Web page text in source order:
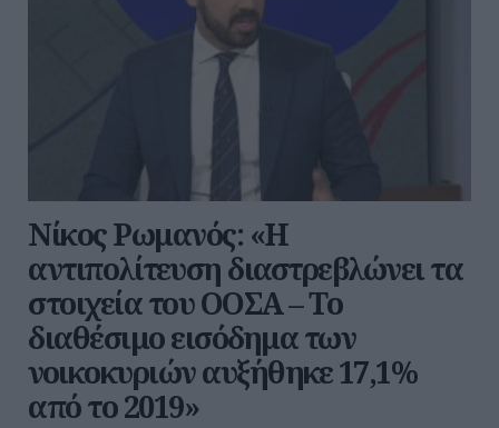
Νίκος Ρωμανός: «Η
αντιπολίτευση διαστρεβλώνει τα
στοιχεία του ΟΟΣΑ – Το
διαθέσιμο εισόδημα των
νοικοκυριών αυξήθηκε 17,1%
από το 2019»